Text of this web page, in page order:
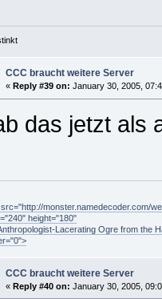
CCC braucht weitere Server
« Reply #39 on: January 30, 2005,
das jetzt als
monster.namedecoder.com/
height="180"
Lacerating Ogre from the
CCC braucht weitere Server
« Reply #40 on: January 30, 2005,